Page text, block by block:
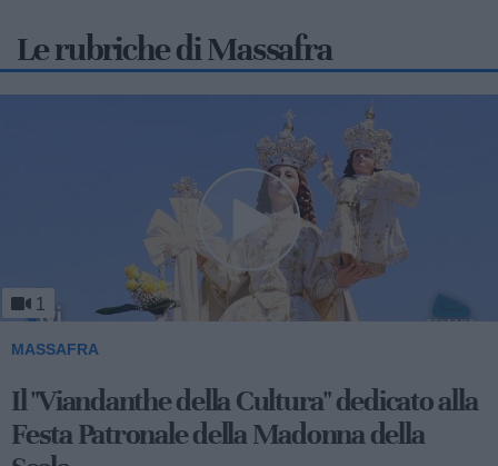
Le rubriche di Massafra
1
MASSAFRA
Viandanthe della Cultura: la "Chiesa
Rupestre della Buona Nuova"